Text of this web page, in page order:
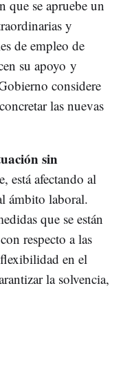
que se apruebe un
y
de empleo de
su apoyo y
considere
las nuevas
sin
está afectando al
ámbito laboral.
que se están
respecto a las
flexibilidad en el
la solvencia,